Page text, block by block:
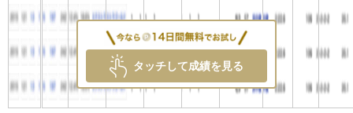
タッチして成績を見る